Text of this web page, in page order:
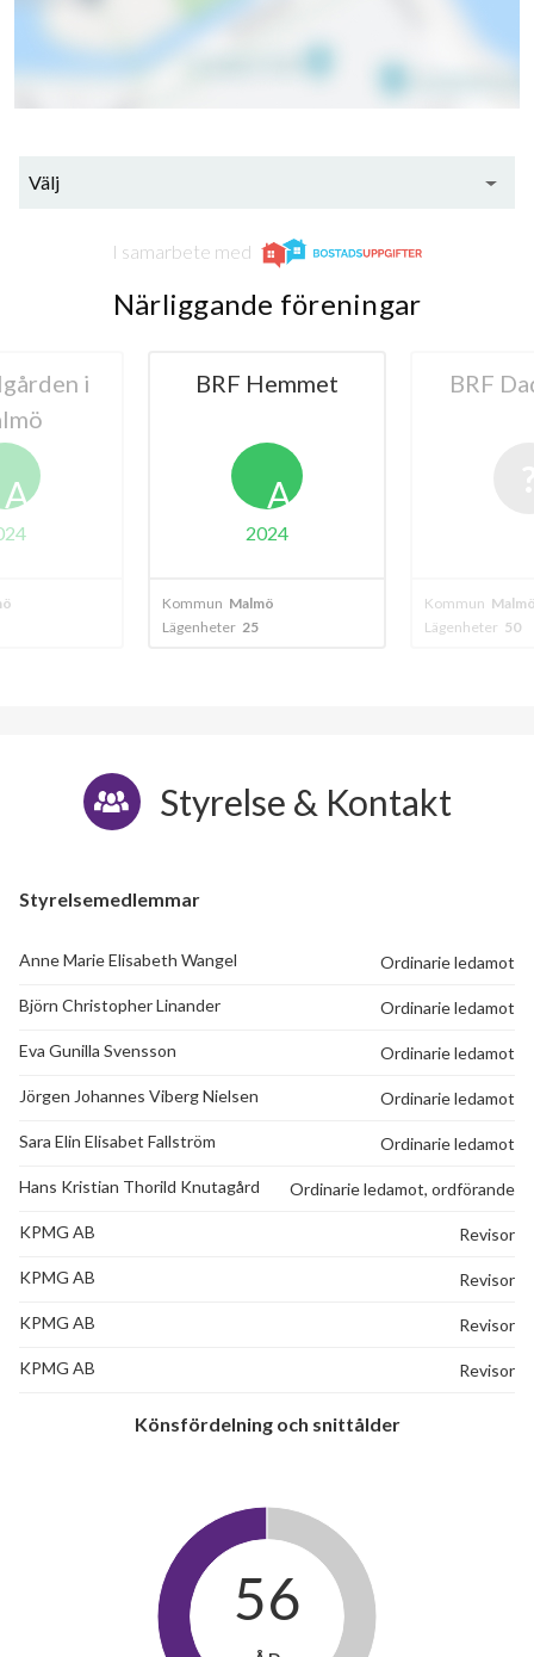
Välj
I samarbete med
Närliggande föreningar
i
A
BRF Hemmet
A
2024
Kommun Malmö
Lägenheter 25
BRF
Kommun
Lägenheter 50
Styrelse & Kontakt
Styrelsemedlemmar
Anne Marie Elisabeth Wangel Ordinarie ledamot
Björn Christopher Linander Ordinarie ledamot
Eva Gunilla Svensson Ordinarie ledamot
Jörgen Johannes Viberg Nielsen Ordinarie ledamot
Sara Elin Elisabet Fallström Ordinarie ledamot
Hans Kristian Thorild Knutagård Ordinarie ledamot, ordförande
KPMG AB Revisor
KPMG AB Revisor
KPMG AB Revisor
KPMG AB Revisor
Könsfördelning och snittålder
56